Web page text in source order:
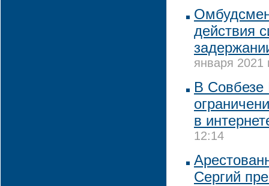
действия
января 2021
В Совбезе
в
12:14
Сергий